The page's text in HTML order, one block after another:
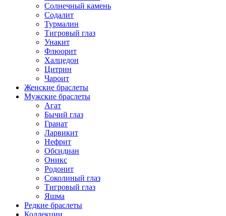
Солнечный камень
Содалит
Турмалин
Тигровый глаз
Унакит
Флюорит
Халцедон
Цитрин
Чароит
Женские браслеты
Мужские браслеты
Агат
Бычий глаз
Гранат
Ларвикит
Нефрит
Обсидиан
Оникс
Родонит
Соколиный глаз
Тигровый глаз
Яшма
Редкие браслеты
Коллекции